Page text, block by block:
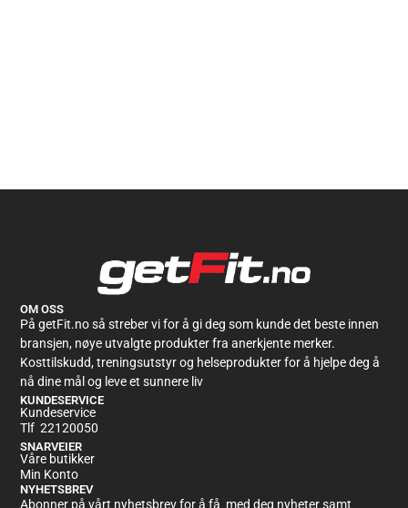
OM OSS
På getFit.no så streber vi for å gi deg som kunde det beste innen
bransjen, nøye utvalgte produkter fra anerkjente merker.
Kosttilskudd, treningsutstyr og helseprodukter for å hjelpe deg å
nå dine mål og leve et sunnere liv
KUNDESERVICE
Kundeservice
Tlf 22120050
SNARVEIER
Våre butikker
Min Konto
NYHETSBREV
Abonner på vårt nyhetsbrev for å få med deg nyheter samt